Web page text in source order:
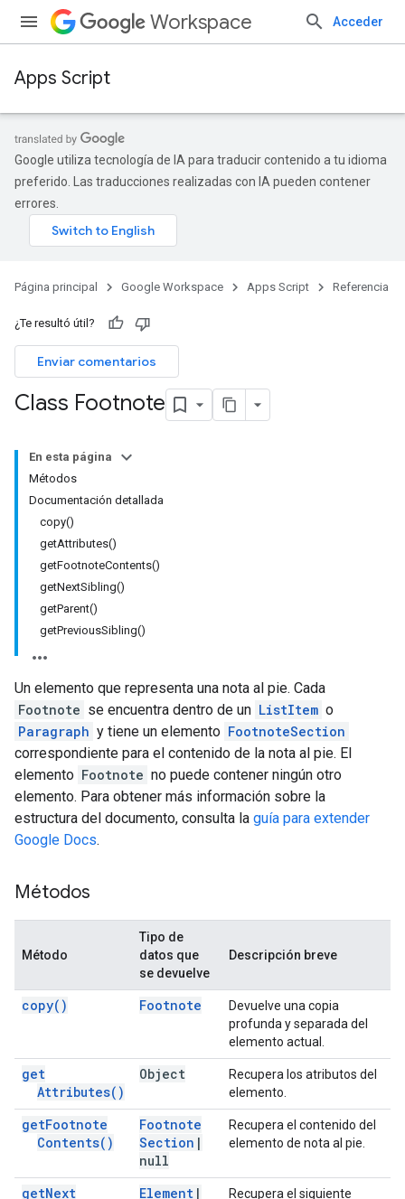
Workspace Acceder
Apps Script
Google utiliza tecnología de IA para traducir contenido a tu idioma
preferido. Las traducciones realizadas con IA pueden contener
errores.
Página principal Google Workspace Apps Script Referencia
¿Te resultó útil?
Enviar comentarios
Class Footnote
En esta página
Métodos
Documentación detallada
copy()
getAttributes()
getFootnoteContents()
getNextSibling()
getParent()
getPreviousSibling()
Un elemento que representa una nota al pie. Cada
Footnote se encuentra dentro de un ListItem o
Paragraph y tiene un elemento FootnoteSection
correspondiente para el contenido de la nota al pie. El
elemento Footnote no puede contener ningún otro
elemento. Para obtener más información sobre la
estructura del documento, consulta la guía para extender
Google Docs.
Métodos
Método
Tipo de
datos que
se devuelve
Descripción breve
copy( ) Footnote
Devuelve una copia
profunda y separada del
elemento actual.
get
Attributes( )
Object
Recupera los atributos del
elemento.
getFootnote
Contents( )
Footnote
Section |
null
Recupera el contenido del
elemento de nota al pie.
getNext
Element |
Recupera el siguiente